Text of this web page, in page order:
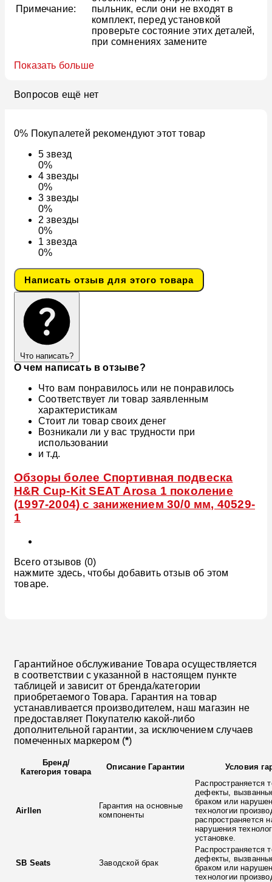
Примечание:
пыльник, если они не входят в
комплект, перед установкой
проверьте состояние этих деталей,
при сомнениях замените
Показать больше
Вопросов ещё нет
0% Покупалетей рекомендуют этот товар
5звезд
0%
4звезды
0%
3звезды
0%
2звезды
0%
1звезда
0%
Написать отзыв для этого товара
Что написать?
О чем написать в отзыве?
Что вам понравилось или не понравилось
Соответствует ли товар заявленным
характеристикам
Стоит ли товар своих денег
Возникали ли у вас трудности при
использовании
и т.д.
Обзоры более Спортивная подвеска
H&R Cup-Kit SEAT Arosa 1 поколение
(1997-2004) с занижением 30/0 мм, 40529-
1
Всего отзывов (0)
нажмите здесь, чтобы добавить отзыв об этом
товаре.
Гарантийное обслуживание Товара осуществляется
в соответствии с указанной в настоящем пункте
таблицей и зависит от бренда/категории
приобретаемого Товара. Гарантия на товар
устанавливается производителем, наш магазин не
предоставляет Покупателю какой-либо
дополнительной гарантии, за исключением случаев
помеченных маркером (*)
Бренд/
Категория товара
Описание Гарантии Условия
Airllen
Гарантия на основные
компоненты
Распространяется
дефекты,
браком или
технологии
распространяется
нарушения
установке.
SB Seats Заводской брак
Распространяется
дефекты,
браком или
технологии